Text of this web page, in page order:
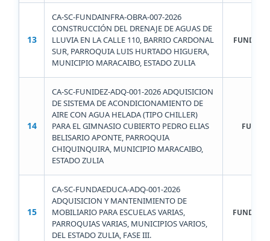
13
CA-SC-FUNDAINFRA-OBRA-007-2026
CONSTRUCCIÓN DEL DRENAJE DE AGUAS DE
LLUVIA EN LA CALLE 110, BARRIO CARDONAL
SUR, PARROQUIA LUIS HURTADO HIGUERA,
MUNICIPIO MARACAIBO, ESTADO ZULIA
14
CA-SC-FUNIDEZ-ADQ-001-2026 ADQUISICION
DE SISTEMA DE ACONDICIONAMIENTO DE
AIRE CON AGUA HELADA (TIPO CHILLER)
PARA EL GIMNASIO CUBIERTO PEDRO ELIAS
BELISARIO APONTE, PARROQUIA
CHIQUINQUIRA, MUNICIPIO MARACAIBO,
ESTADO ZULIA
15
CA-SC-FUNDAEDUCA-ADQ-001-2026
ADQUISICION Y MANTENIMIENTO DE
MOBILIARIO PARA ESCUELAS VARIAS,
PARROQUIAS VARIAS, MUNICIPIOS VARIOS,
DEL ESTADO ZULIA, FASE III.